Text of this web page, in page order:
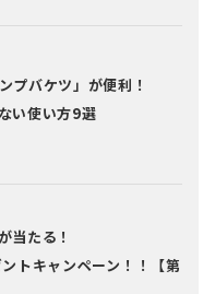
プバケツ」が便利！
い使い方9選
当たる！
トキャンペーン！！【第